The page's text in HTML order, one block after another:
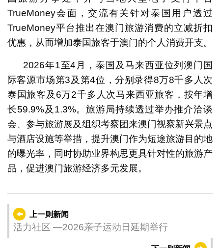
TrueMoney会面，交流有关针对泰国用户透过
TrueMoney平台推出在澳门旅游消费的立减折扣
优惠，从而增加泰国旅客于澳门的个人消费开支。
2026年1至4月，泰国及马来西亚位列澳门国
际客源市场第3及第4位，分别录得8万8千多人次
泰国旅客及6万2千多人次马来西亚旅客，按年增
长59.9%及1.3%。旅游局持续透过举办推介洽谈
会、参与旅游展及组织考察团来澳门视察新兴景点
与酒店设施等举措，提升澳门作为短途旅游目的地
的曝光率，同时协助业界构思更具针对性的旅游产
品，促进澳门旅游经济多元发展。
上一则新闻
活力社区 —2026亲子运动日延期举行